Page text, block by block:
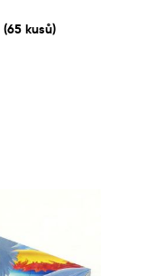
kusů)